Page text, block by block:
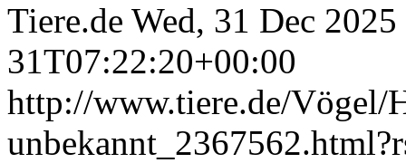
Tiere.de Wed, 31 Dec
31T07:22:20+00:00
http://www.tiere.de/Vögel/